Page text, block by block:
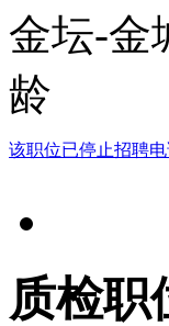
金坛-金
龄
该职位已停止招聘
质检职